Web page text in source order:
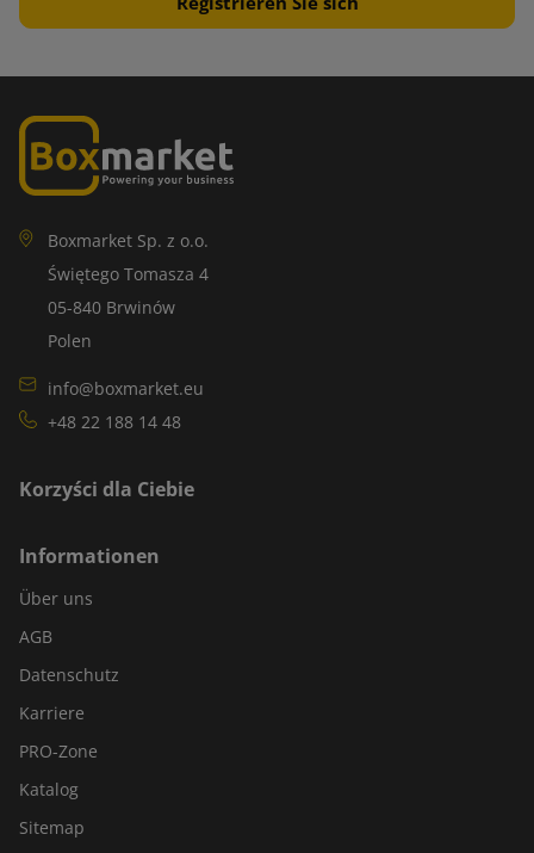
Boxmarket Sp. z o.o.
Świętego Tomasza 4
05-840 Brwinów
Polen
info@boxmarket.eu
+48 22 188 14 48
Korzyści dla Ciebie
Informationen
Über uns
AGB
Datenschutz
Karriere
PRO-Zone
Katalog
Sitemap